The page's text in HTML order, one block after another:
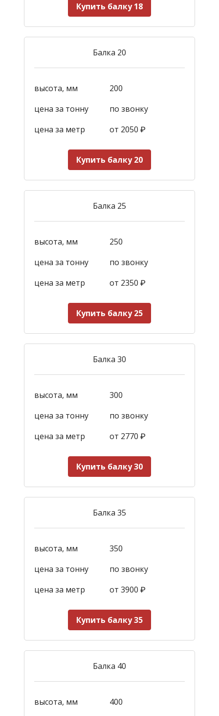
Купить балку 18
Балка 20
высота, мм
200
цена за тонну
по звонку
цена за метр
от 2050 ₽
Купить балку 20
Балка 25
высота, мм
250
цена за тонну
по звонку
цена за метр
от 2350 ₽
Купить балку 25
Балка 30
высота, мм
300
цена за тонну
по звонку
цена за метр
от 2770 ₽
Купить балку 30
Балка 35
высота, мм
350
цена за тонну
по звонку
цена за метр
от 3900 ₽
Купить балку 35
Балка 40
высота, мм 400